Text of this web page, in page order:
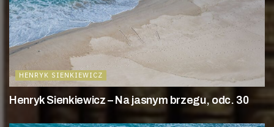
HENRYK SIENKIEWICZ
Henryk Sienkiewicz – Na jasnym brzegu, odc. 30